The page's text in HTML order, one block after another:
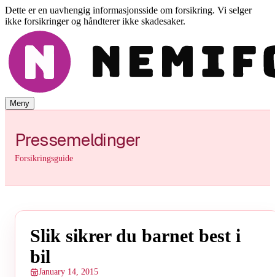
Dette er en uavhengig informasjonsside om forsikring. Vi selger
ikke forsikringer og håndterer ikke skadesaker.
Meny
Pressemeldinger
Forsikringsguide
Slik sikrer du barnet best i
bil
January 14, 2015